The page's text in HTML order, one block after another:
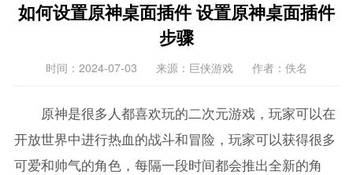
如何设置原神桌面插件 设置原神桌面插件
步骤
时间：2024-07-03 来源：巨侠游戏 作者：佚名
原神是很多人都喜欢玩的二次元游戏，玩家可以在
开放世界中进行热血的战斗和冒险，玩家可以获得很多
可爱和帅气的角色，每隔一段时间都会推出全新的角